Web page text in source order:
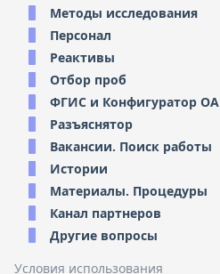
Методы исследования
Персонал
Реактивы
Отбор проб
ФГИС и Конфигуратор ОА
Разъяснятор
Вакансии. Поиск работы
Истории
Материалы. Процедуры
Канал партнеров
Другие вопросы
Условия использования